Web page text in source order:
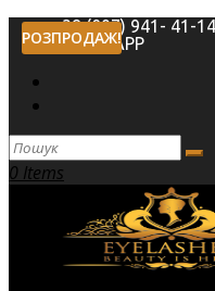
+38 (097) 941- 41-
WHATSAPP
0 Items
РОЗПРОДАЖ!